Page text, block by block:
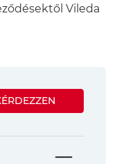
Vileda